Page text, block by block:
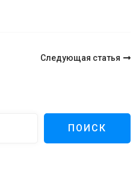
Следующая статья
ПОИСК